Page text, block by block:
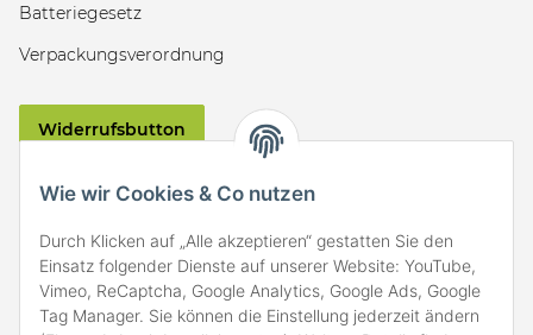
Wie wir Cookies & Co nutzen
Durch Klicken auf „Alle akzeptieren“ gestatten Sie den
Einsatz folgender Dienste auf unserer Website: YouTube,
Vimeo, ReCaptcha, Google Analytics, Google Ads, Google
Tag Manager. Sie können die Einstellung jederzeit ändern
Batteriegesetz
Verpackungsverordnung
Widerrufsbutton